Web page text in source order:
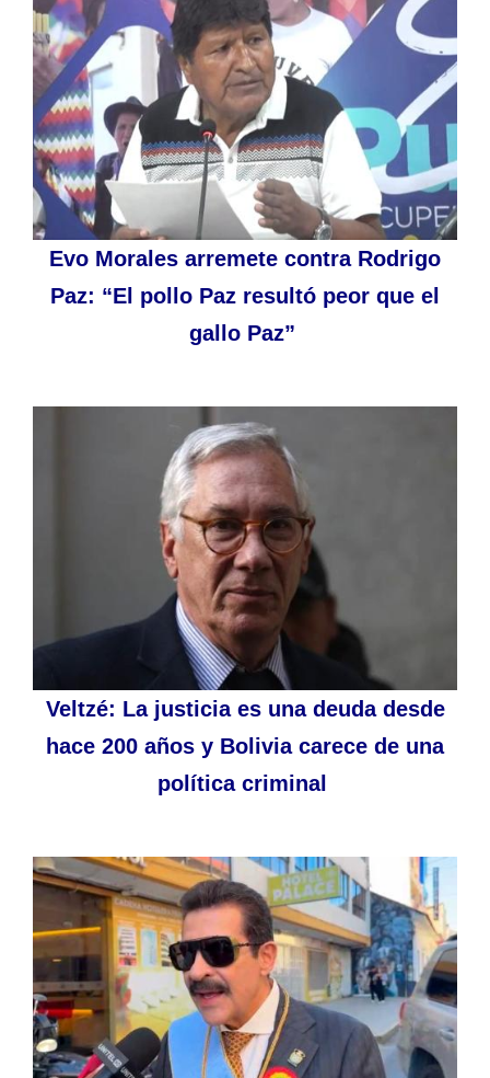
Evo Morales arremete contra Rodrigo
Paz: “El pollo Paz resultó peor que el
gallo Paz”
Veltzé: La justicia es una deuda desde
hace 200 años y Bolivia carece de una
política criminal